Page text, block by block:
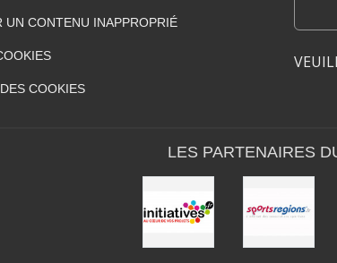
UN CONTENU INAPPROPRIÉ
COOKIES
LES PARTENAIRES